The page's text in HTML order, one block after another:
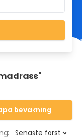
bevakning